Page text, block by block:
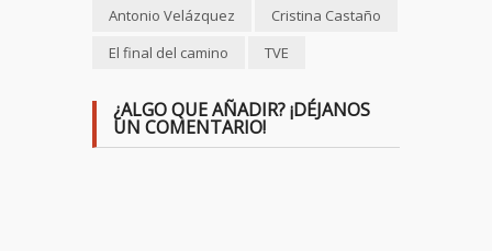
Antonio Velázquez
Cristina Castaño
El final del camino
TVE
¿ALGO QUE AÑADIR? ¡DÉJANOS
UN COMENTARIO!